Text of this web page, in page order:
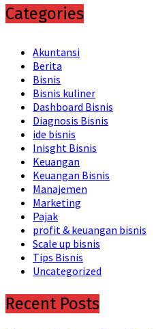
Categories
Akuntansi
Berita
Bisnis
Bisnis kuliner
Dashboard Bisnis
Diagnosis Bisnis
ide bisnis
Inisght Bisnis
Keuangan
Keuangan Bisnis
Manajemen
Marketing
Pajak
profit & keuangan bisnis
Scale up bisnis
Tips Bisnis
Uncategorized
Recent Posts